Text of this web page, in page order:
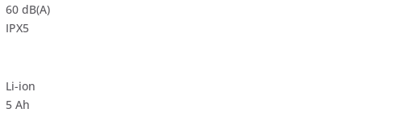
60 dB(A)
IPX5
Li-ion
5 Ah